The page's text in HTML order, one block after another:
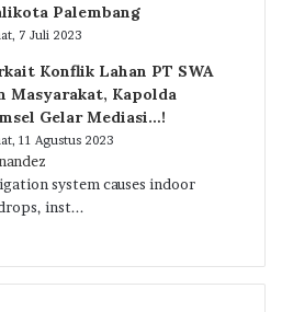
Palembang
7 Juli 2023
Konflik Lahan PT SWA
Masyarakat, Kapolda
Gelar Mediasi…!
11 Agustus 2023
system causes indoor
inst...